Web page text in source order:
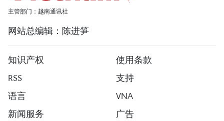
主管部门：越南通讯社
网站总编辑：陈进笋
知识产权
使用条款
RSS
支持
语言
VNA
新闻服务
广告